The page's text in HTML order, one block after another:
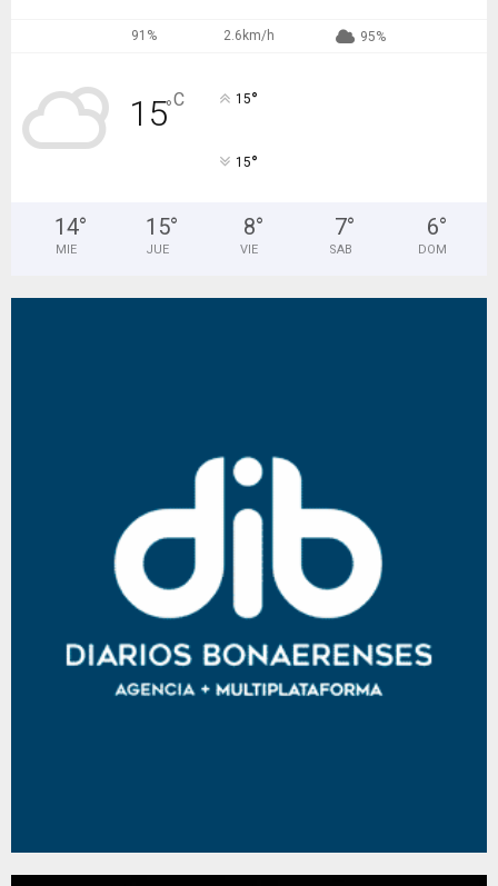
91% 2.6km/h 95%
15°C 15°
15°
14°
MIE
15°
JUE
8°
VIE
7°
SAB
6°
DOM